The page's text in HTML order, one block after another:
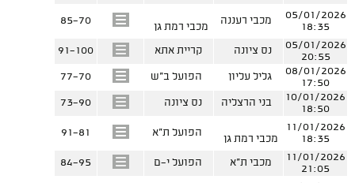
05/01/2026
18:35
מכבי רעננה
מכבי רמת גן
85-70
05/01/2026
20:55
נס ציונה קריית אתא
91-100
08/01/2026
17:50
גליל עליון הפועל ב"ש
77-70
10/01/2026
18:50
בני הרצליה נס ציונה 73-90
11/01/2026
18:35
מכבי רמת גן
הפועל ת"א 91-81
11/01/2026
21:05
מכבי ת"א הפועל י-ם 84-95